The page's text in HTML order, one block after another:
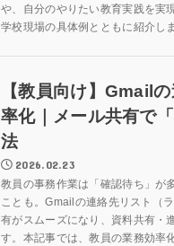
や、自分のやりたい教育実践を実
学校現場の具体例とともに紹介し
【教員向け】Gmail
率化｜メール共有で
法
2026.02.23
教員の事務作業は「確認待ち」が
ことも。Gmailの連絡先リスト（
有がスムーズになり、資料共有・
す。本記事では、教員の業務効率